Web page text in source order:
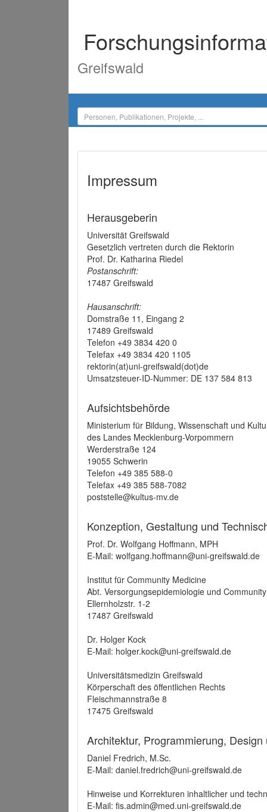
Greifswald
Impressum
Herausgeberin
Universität Greifswald
Gesetzlich vertreten durch die Rektorin
Prof. Dr. Katharina Riedel
Postanschrift:
17487 Greifswald
Hausanschrift:
Domstraße 11, Eingang 2
17489 Greifswald
Telefon +49 3834 420 0
Telefax +49 3834 420 1105
rektorin(at)uni-greifswald(dot)de
Umsatzsteuer-ID-Nummer: DE 137 584 813
Aufsichtsbehörde
Ministerium für Bildung, Wissenschaft und
des Landes Mecklenburg-Vorpommern
Werderstraße 124
19055 Schwerin
Telefon +49 385 588-0
Telefax +49 385 588-7082
poststelle@kultus-mv.de
Konzeption, Gestaltung und
Prof. Dr. Wolfgang Hoffmann, MPH
E-Mail: wolfgang.hoffmann@uni-greifswald.de
Institut für Community Medicine
Abt. Versorgungsepidemiologie und
Ellernholzstr. 1-2
17487 Greifswald
Dr. Holger Kock
E-Mail: holger.kock@uni-greifswald.de
Universitätsmedizin Greifswald
Körperschaft des öffentlichen Rechts
Fleischmannstraße 8
17475 Greifswald
Architektur, Programmierung,
Daniel Fredrich, M.Sc.
E-Mail: daniel.fredrich@uni-greifswald.de
Hinweise und Korrekturen inhaltlicher und
E-Mail: fis.admin@med.uni-greifswald.de